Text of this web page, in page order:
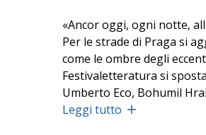
«Ancor oggi, ogni notte,
Per le strade di Praga si
come le ombre degli
Festivaletteratura si
Umberto Eco, Bohumil
l'immaginario. Per
Leggi tutto